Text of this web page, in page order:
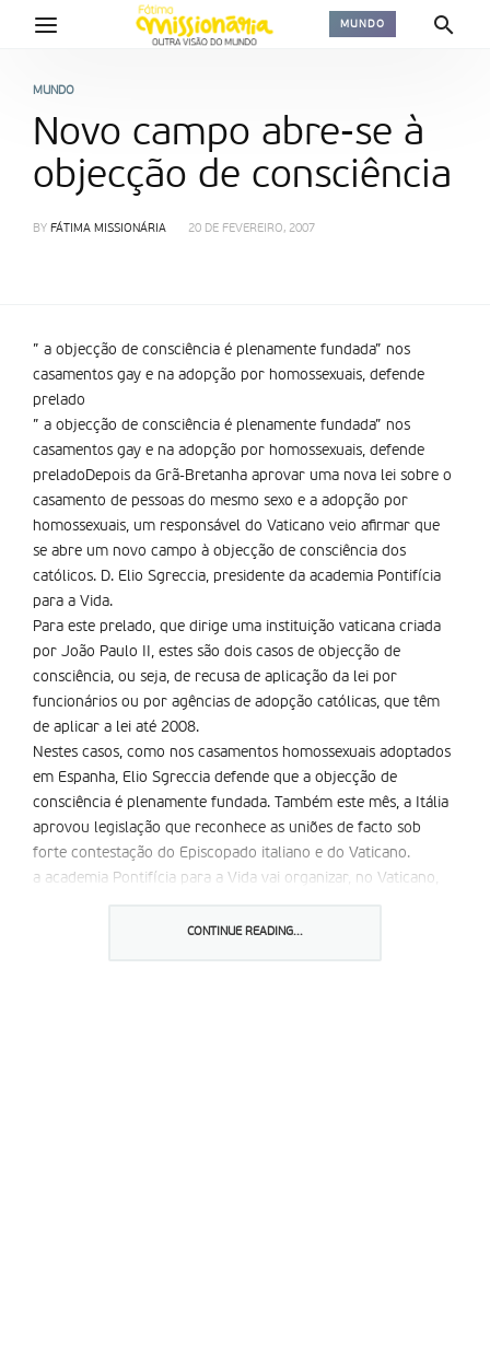
MUNDO
MUNDO
Novo campo abre-se à
objecção de consciência
BY FÁTIMA MISSIONÁRIA 20 DE FEVEREIRO, 2007
” a objecção de consciência é plenamente fundada” nos
casamentos gay e na adopção por homossexuais, defende
prelado
” a objecção de consciência é plenamente fundada” nos
casamentos gay e na adopção por homossexuais, defende
prelado Depois da Grã-Bretanha aprovar uma nova lei sobre o
casamento de pessoas do mesmo sexo e a adopção por
homossexuais, um responsável do Vaticano veio afirmar que
se abre um novo campo à objecção de consciência dos
católicos. D. Elio Sgreccia, presidente da academia Pontifícia
para a Vida.
Para este prelado, que dirige uma instituição vaticana criada
por João Paulo II, estes são dois casos de objecção de
consciência, ou seja, de recusa de aplicação da lei por
funcionários ou por agências de adopção católicas, que têm
de aplicar a lei até 2008.
Nestes casos, como nos casamentos homossexuais adoptados
em Espanha, Elio Sgreccia defende que a objecção de
consciência é plenamente fundada. Também este mês, a Itália
aprovou legislação que reconhece as uniões de facto sob
forte contestação do Episcopado italiano e do Vaticano.
a academia Pontifícia para a Vida vai organizar, no Vaticano,
CONTINUE READING...